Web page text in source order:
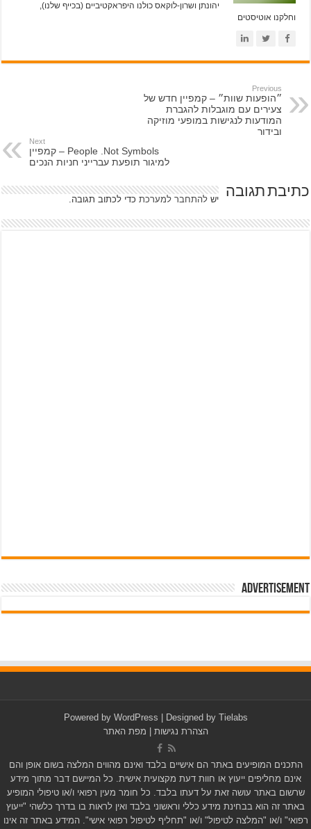
יהונתן ושרון-לוקאס כולנו היפראקטיביים (בכייף שלנו),
וחלקנו אוטיסטים
Previous
״הופעות שוות״ – קמפיין חדש של
צעירים עם מוגבלות להגברת
המודעות לנגישות במופעי מוזיקה
ובידור
Next
People .Not Symbols – קמפיין
למיגור תופעת עברייני חניות הנכים
כתיבת תגובה ישלהתחבר למערכת כדי לכתוב תגובה.
Advertisement
Powered by WordPress | Designed by Tielabs
הצהרת נגישות
מפת האתר
התכנים המופיעים באתר הם אישיים בלבד ואינם מהווים המלצה בשום אופן והם
אינם מחליפים ייעוץ או חוות דעת מקצועית אישית. כל המיישם דבר מתוך מידע
שרשום באתר עושה זאת על דעתו בלבד. כל חומר מעין רפואי ו/או טיפולי המופיע
באתר זה הוא בבחינת מידע כללי וראשוני בלבד ואין לראות בו בדרך כלשהי "ייעוץ
רפואי" ו/או "המלצה לטיפול" ו/או "תחליף לטיפול רפואי אישי". המידע באתר זה אינו